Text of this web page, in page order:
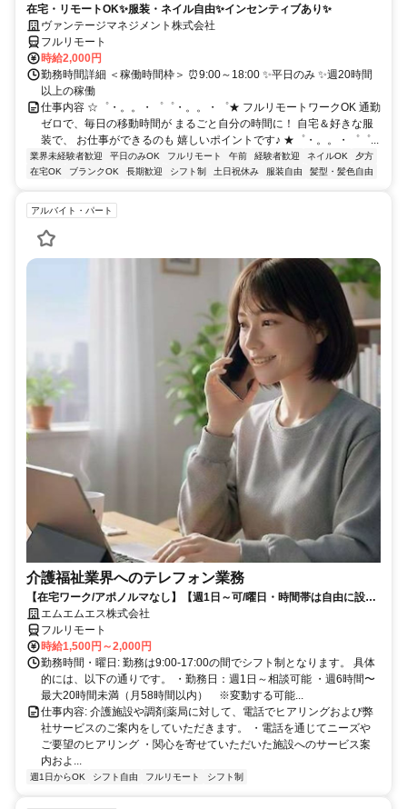
在宅・リモートOK✨服装・ネイル自由✨インセンティブあり✨
ヴァンテージマネジメント株式会社
フルリモート
時給2,000円
勤務時間詳細 ＜稼働時間枠＞ ⏰9:00～18:00 ✨平日のみ ✨週20時間
以上の稼働
仕事内容 ☆゜・。。・゜゜・。。・゜★ フルリモートワークOK 通勤
ゼロで、毎日の移動時間が まるごと自分の時間に！ 自宅＆好きな服
装で、 お仕事ができるのも 嬉しいポイントです♪ ★゜・。。・゜゜...
業界未経験者歓迎 平日のみOK フルリモート 午前 経験者歓迎 ネイルOK
夕方
在宅OK
ブランクOK 長期歓迎 シフト制 土日祝休み 服装自由 髪型・髪色自由
アルバイト・パート
介護福祉業界へのテレフォン業務
【在宅ワーク/アポノルマなし】【週1日～可/曜日・時間帯は自由に設定
可】介護福祉業界へのテレフォン業務（主にヒアリング、商品案内）
エムエムエス株式会社
フルリモート
時給1,500円～2,000円
勤務時間・曜日: 勤務は9:00-17:00の間でシフト制となります。 具体
的には、以下の通りです。 ・勤務日：週1日～相談可能 ・週6時間〜
最大20時間未満（月58時間以内） ※変動する可能...
仕事内容: 介護施設や調剤薬局に対して、電話でヒアリングおよび弊
社サービスのご案内をしていただきます。 ・電話を通じてニーズや
ご要望のヒアリング ・関心を寄せていただいた施設へのサービス案
内およ...
週1日からOK シフト自由 フルリモート シフト制